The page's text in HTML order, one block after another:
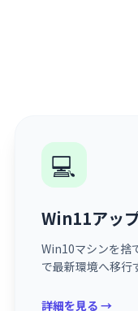
💻
Win11アッ
Win10マシンを捨
で最新環境へ移行
詳細を見る →